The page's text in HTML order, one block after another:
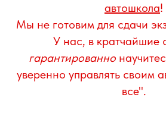
автошкола!
Мы не готовим для сдачи
У нас, в кратчайшие
гарантированно
уверенно управлять своим
все".